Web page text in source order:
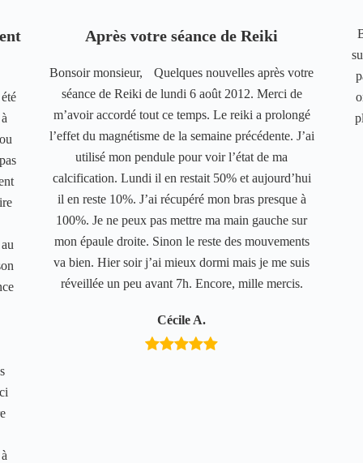
Après votre séance de Reiki
Bonsoir monsieur, Quelques nouvelles après votre
séance de Reiki de lundi 6 août 2012. Merci de
m’avoir accordé tout ce temps. Le reiki a prolongé
l’effet du magnétisme de la semaine précédente. J’ai
utilisé mon pendule pour voir l’état de ma
calcification. Lundi il en restait 50% et aujourd’hui
il en reste 10%. J’ai récupéré mon bras presque à
100%. Je ne peux pas mettre ma main gauche sur
mon épaule droite. Sinon le reste des mouvements
va bien. Hier soir j’ai mieux dormi mais je me suis
réveillée un peu avant 7h. Encore, mille mercis.
Cécile A.